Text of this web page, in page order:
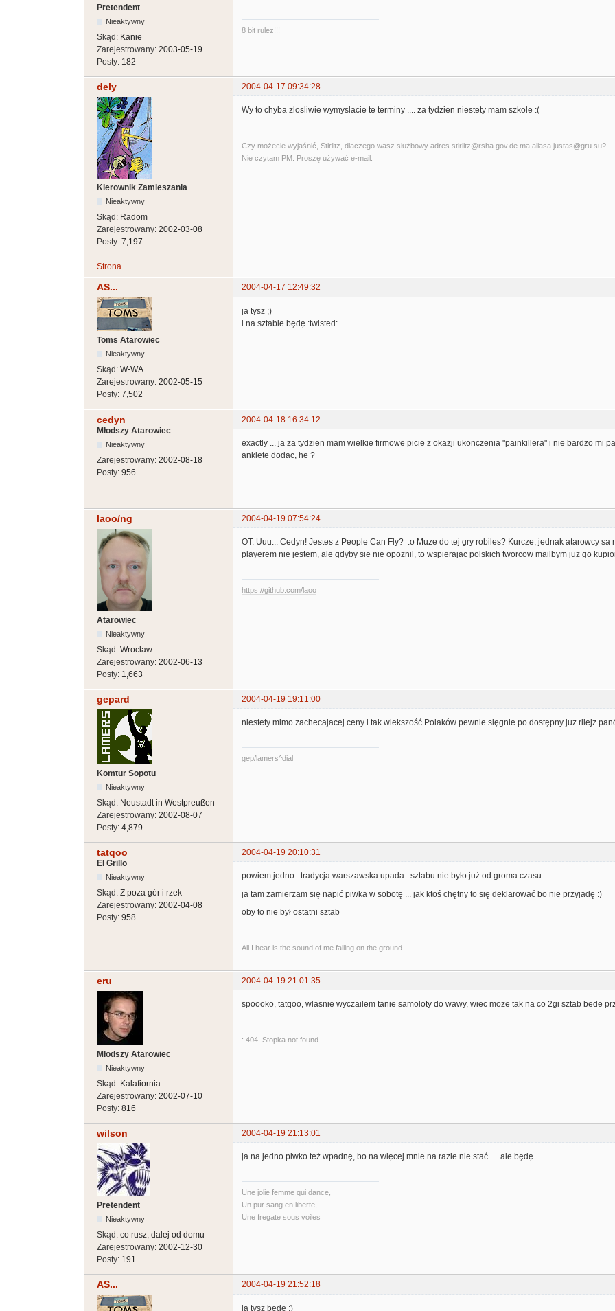
Pretendent
Nieaktywny
Skąd: Kanie
Zarejestrowany: 2003-05-19
Posty: 182
8 bit rulez!!!
dely 2004-04-17 09:34:28
Kierownik Zamieszania
Nieaktywny
Skąd: Radom
Zarejestrowany: 2002-03-08
Posty: 7,197
Wy to chyba zlosliwie wymyslacie te terminy .... za tydzien niestety mam szkole :(
Czy możecie wyjaśnić, Stirlitz, dlaczego wasz służbowy adres stirlitz@rsha.gov.de ma aliasa justas@gru.su?
Nie czytam PM. Proszę używać e-mail.
Strona
AS... 2004-04-17 12:49:32
Toms Atarowiec
Nieaktywny
Skąd: W-WA
Zarejestrowany: 2002-05-15
Posty: 7,502
ja tysz ;)
i na sztabie będę :twisted:
cedyn
2004-04-18 16:34:12
Młodszy Atarowiec
Nieaktywny
Zarejestrowany: 2002-08-18
Posty: 956
exactly ... ja za tydzien mam wielkie firmowe picie z okazji ukonczenia "painkillera" i nie bardzo mi
ankiete dodac, he ?
laoo/ng 2004-04-19 07:54:24
Atarowiec
Nieaktywny
Skąd: Wrocław
Zarejestrowany: 2002-06-13
Posty: 1,663
OT: Uuu... Cedyn! Jestes z People Can Fly? :o Muze do tej gry robiles? Kurcze, jednak atarowcy
playerem nie jestem, ale gdyby sie nie opoznil, to wspierajac polskich tworcow mailbym juz go
https://github.com/laoo
gepard 2004-04-19 19:11:00
Komtur Sopotu
Nieaktywny
Skąd: Neustadt in Westpreußen
Zarejestrowany: 2002-08-07
Posty: 4,879
niestety mimo zachecajacej ceny i tak wiekszość Polaków pewnie sięgnie po dostępny juz rilejz
gep/lamers^dial
tatqoo
2004-04-19 20:10:31
El Grillo
Nieaktywny
Skąd: Z poza gór i rzek
Zarejestrowany: 2002-04-08
Posty: 958
powiem jedno ..tradycja warszawska upada ..sztabu nie było już od groma czasu...
ja tam zamierzam się napić piwka w sobotę ... jak ktoś chętny to się deklarować bo nie przyjadę :)
oby to nie był ostatni sztab
All I hear is the sound of me falling on the ground
eru 2004-04-19 21:01:35
Młodszy Atarowiec
Nieaktywny
Skąd: Kalafiornia
Zarejestrowany: 2002-07-10
Posty: 816
spoooko, tatqoo, wlasnie wyczailem tanie samoloty do wawy, wiec moze tak na co 2gi sztab bede
: 404. Stopka not found
wilson 2004-04-19 21:13:01
Pretendent
Nieaktywny
Skąd: co rusz, dalej od domu
Zarejestrowany: 2002-12-30
Posty: 191
ja na jedno piwko też wpadnę, bo na więcej mnie na razie nie stać..... ale będę.
Une jolie femme qui dance,
Un pur sang en liberte,
Une fregate sous voiles
AS... 2004-04-19 21:52:18
ja tysz będę ;)